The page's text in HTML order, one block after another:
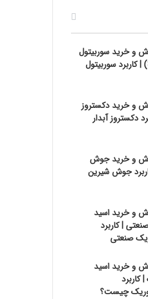
و خرید سوربیتول
و خرید دکستروز
دکستروز آبدار
و خرید جوش
جوش شیرین
و خرید اسید
| کاربرد
صنعتی
و خرید اسید
کاربرد
چیست؟